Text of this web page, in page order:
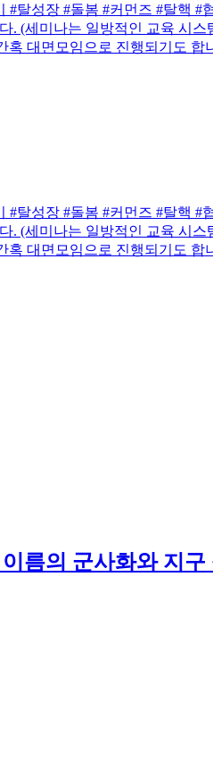
성장 #돌봄 #커먼즈 #탈핵
(세미나는 일방적인 교육 시
혹 대면모임으로 진행되기도
성장 #돌봄 #커먼즈 #탈핵
(세미나는 일방적인 교육 시
혹 대면모임으로 진행되기도
름의 군사화와 지구